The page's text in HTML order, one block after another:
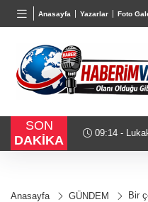
Anasayfa Yazarlar Foto
BGN
27,9743 %-0,22
SON
DAKİKA
09:14 -
Anasayfa GÜNDEM Bir